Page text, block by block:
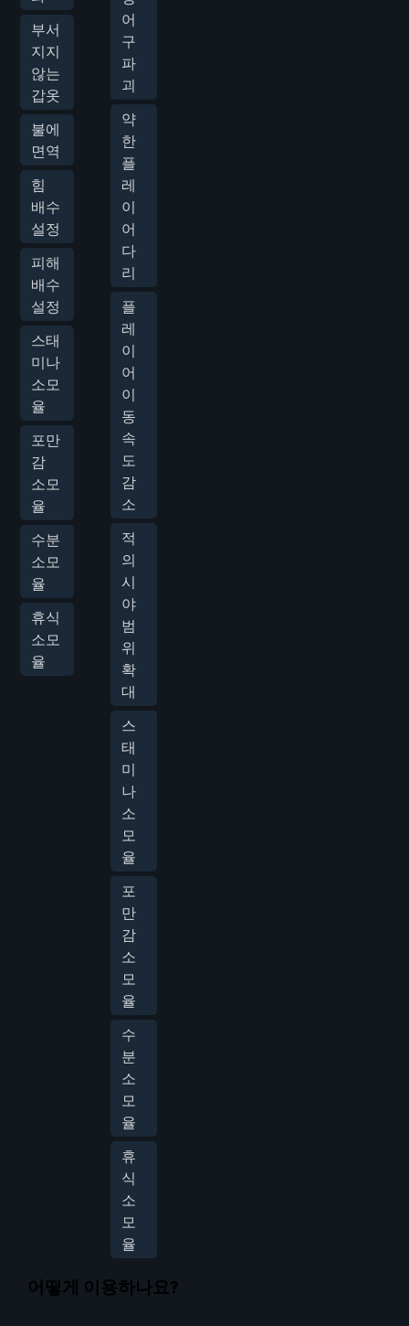
부서
지지
않는
갑옷
불에
면역
힘
배수
설정
피해
배수
설정
스태
미나
소모
율
포만
감
소모
율
수분
소모
율
휴식
소모
율
어
구
파
괴
약
한
플
레
이
어
다
리
플
레
이
어
이
동
속
도
감
소
적
의
시
야
범
위
확
대
스
태
미
나
소
모
율
포
만
감
소
모
율
수
분
소
모
율
휴
식
소
모
율
어떻게 이용하나요?